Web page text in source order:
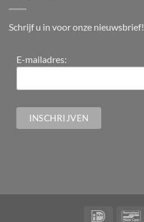
Schrijf u in voor onze nieuwsbrief!
E-mailadres: